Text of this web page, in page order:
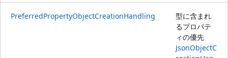
PreferredPropertyObjectCreationHandling
型に含まれ
るプロパテ
ィの優先
JsonObjectC